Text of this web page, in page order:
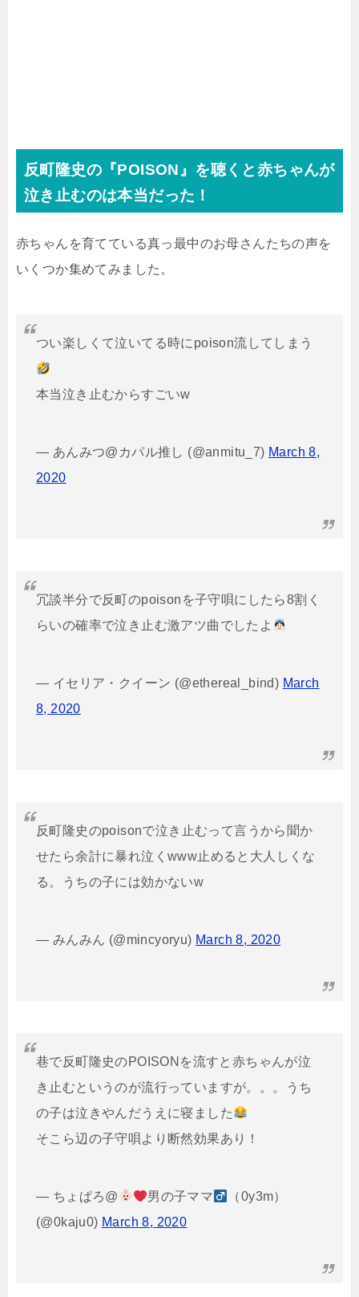
反町隆史の『POISON』を聴くと赤ちゃんが
泣き止むのは本当だった！
赤ちゃんを育てている真っ最中のお母さんたちの声を
いくつか集めてみました。
つい楽しくて泣いてる時にpoison流してしまう
本当泣き止むからすごいw
— あんみつ@カパル推し (@anmitu_7) March 8,
2020
冗談半分で反町のpoisonを子守唄にしたら8割く
らいの確率で泣き止む激アツ曲でしたよ
— イセリア・クイーン (@ethereal_bind) March
8, 2020
反町隆史のpoisonで泣き止むって言うから聞か
せたら余計に暴れ泣くwww止めると大人しくな
る。うちの子には効かないw
— みんみん (@mincyoryu) March 8, 2020
巷で反町隆史のPOISONを流すと赤ちゃんが泣
き止むというのが流行っていますが。。。うち
の子は泣きやんだうえに寝ました
そこら辺の子守唄より断然効果あり！
— ちょぱろ@ 男の子ママ
（0y3m）
(@0kaju0) March 8, 2020